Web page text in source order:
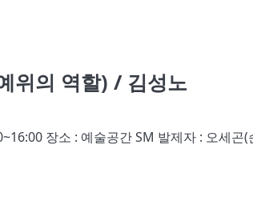
위의 역할) / 김성노
장소 : 예술공간 SM 발제자 : 오세곤(